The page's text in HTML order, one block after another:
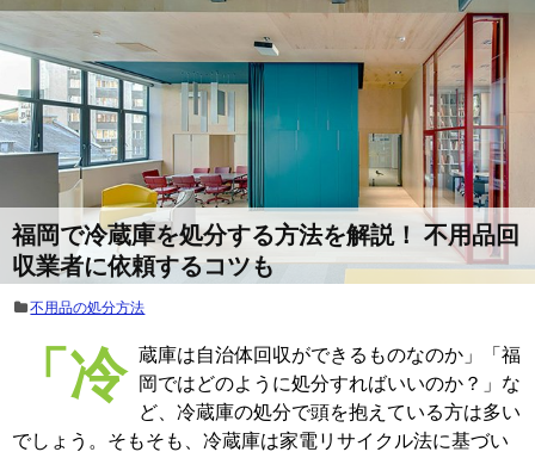
福岡で冷蔵庫を処分する方法を解説！ 不用品回
収業者に依頼するコツも
不用品の処分方法
「冷蔵庫は自治体回収ができるものなのか」「福
岡ではどのように処分すればいいのか？」な
ど、冷蔵庫の処分で頭を抱えている方は多い
でしょう。そもそも、冷蔵庫は家電リサイクル法に基づい